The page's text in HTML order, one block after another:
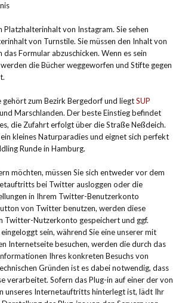
Platzhalterinhalt von Instagram. Sie sehen
von Turnstile. Sie müssen den Inhalt von
das Formular abzuschicken. Wenn es sein
die Bücher weggeworfen und Stifte gegen
gehört zum Bezirk Bergedorf und liegtSUP
Marschlanden. Der beste Einstieg befindet
die Zufahrt erfolgt über die Straße Neßdeich.
kleines Naturparadies und eignet sich perfekt
Runde in Hamburg.
möchten, müssen Sie sich entweder vor dem
bei Twitter ausloggen oder die
in Ihrem Twitter-Benutzerkonto
von Twitter benutzen, werden diese
Twitter-Nutzerkonto gespeichert und ggf.
sein, während Sie eine unserer mit
Internetseite besuchen, werden die durch das
Ihres konkreten Besuchs von
Gründen ist es dabei notwendig, dass
verarbeitet. Sofern das Plug-in auf einer der von
unseres Internetauftritts hinterlegt ist, lädt Ihr